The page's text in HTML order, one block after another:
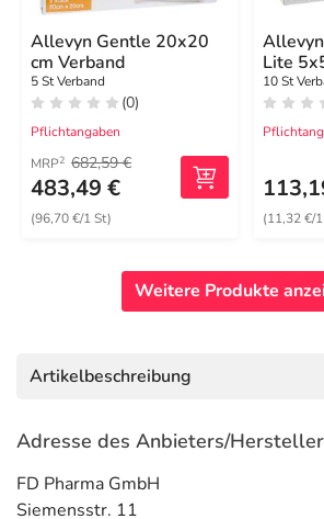
Allevyn Gentle 20x20
cm Verband
5 St Verband
(0)
Pflichtangaben
MRP2 682,59 €
483,49 €
(96,70 €/1 St)
Lite
10 St
(11,32 €/
Weitere Produkte
Artikelbeschreibung
Adresse des Anbieters/
FD Pharma GmbH
Siemensstr. 11